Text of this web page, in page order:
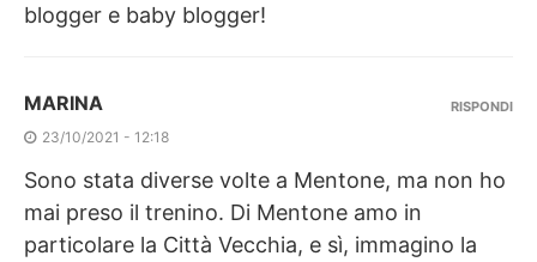
blogger e baby blogger!
MARINA
23/10/2021 - 12:18
Sono stata diverse volte a Mentone, ma non ho
mai preso il trenino. Di Mentone amo in
particolare la Città Vecchia, e sì, immagino la
RISPONDI